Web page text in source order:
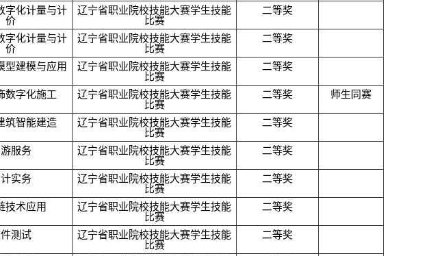
字化计量与计
价
辽宁省职业院校技能大赛学生技能
比赛
二等奖
字化计量与计
价
辽宁省职业院校技能大赛学生技能
比赛
二等奖
型建模与应用
辽宁省职业院校技能大赛学生技能
比赛
二等奖
数字化施工
辽宁省职业院校技能大赛学生技能
比赛
二等奖 师生同赛
筑智能建造
辽宁省职业院校技能大赛学生技能
比赛
二等奖
服务
辽宁省职业院校技能大赛学生技能
比赛
二等奖
实务
辽宁省职业院校技能大赛学生技能
比赛
二等奖
技术应用
辽宁省职业院校技能大赛学生技能
比赛
二等奖
测试
辽宁省职业院校技能大赛学生技能
比赛
二等奖